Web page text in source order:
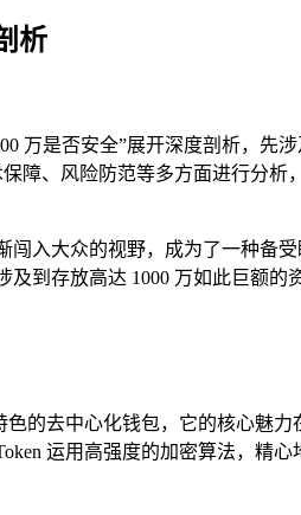
析
万是否安全”展开深度剖析，
障、风险防范等多方面进行分
入大众的视野，成为了一种备
到存放高达 1000 万如此巨额的
的去中心化钱包，它的核心魅
运用高强度的加密算法，精